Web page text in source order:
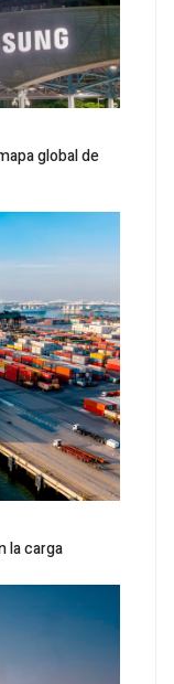
global de
la carga